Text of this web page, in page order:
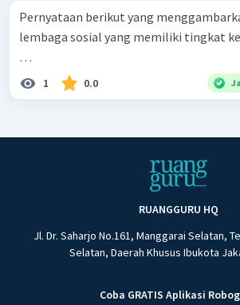
Pernyataan berikut yang
lembaga sosial yang memiliki tingkat
…
1 0.0
RUANGGURU HQ
Jl. Dr. Saharjo No.161, Manggarai Selatan,
Selatan, Daerah Khusus Ibukota
Coba GRATIS Aplikasi